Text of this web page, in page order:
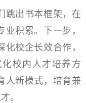
跳出书本框架，在
积累。下一步，
校企长效合作，
校内人才培养方
人新模式，培育兼
。